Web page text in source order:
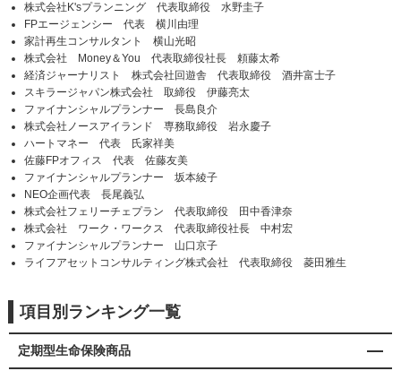
株式会社K'sプランニング 代表取締役 水野圭子
FPエージェンシー 代表 横川由理
家計再生コンサルタント 横山光昭
株式会社 Money＆You 代表取締役社長 頼藤太希
経済ジャーナリスト 株式会社回遊舎 代表取締役 酒井富士子
スキラージャパン株式会社 取締役 伊藤亮太
ファイナンシャルプランナー 長島良介
株式会社ノースアイランド 専務取締役 岩永慶子
ハートマネー 代表 氏家祥美
佐藤FPオフィス 代表 佐藤友美
ファイナンシャルプランナー 坂本綾子
NEO企画代表 長尾義弘
株式会社フェリーチェプラン 代表取締役 田中香津奈
株式会社 ワーク・ワークス 代表取締役社長 中村宏
ファイナンシャルプランナー 山口京子
ライフアセットコンサルティング株式会社 代表取締役 菱田雅生
項目別ランキング一覧
定期型生命保険商品